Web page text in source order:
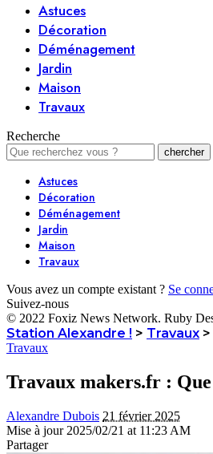
Astuces
Décoration
Déménagement
Jardin
Maison
Travaux
Recherche
Astuces
Décoration
Déménagement
Jardin
Maison
Travaux
Vous avez un compte existant ? Se
Suivez-nous
© 2022 Foxiz News Network. Ruby
Station Alexandre ! > Travaux >
Travaux
Travaux makers.fr :
Alexandre Dubois 21 février 2025
Mise à jour 2025/02/21 at 11:23 AM
Partager